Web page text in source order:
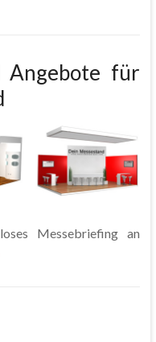
Angebote für
Messebriefing an